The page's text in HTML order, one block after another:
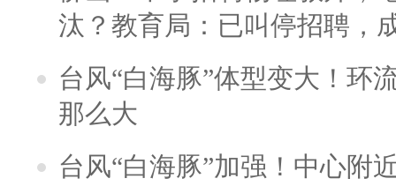
汰？教育局：已叫停招聘，
台风“白海豚”体型变大！环
那么大
台风“白海豚”加强！中心附